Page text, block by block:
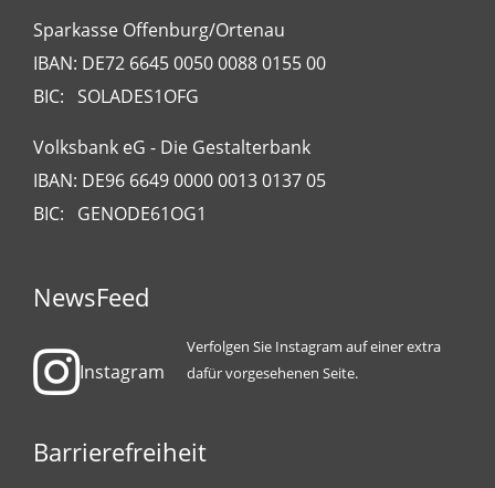
Sparkasse Offenburg/Ortenau
IBAN: DE72 6645 0050 0088 0155 00
BIC: SOLADES1OFG
Volksbank eG - Die Gestalterbank
IBAN: DE96 6649 0000 0013 0137 05
BIC: GENODE61OG1
NewsFeed
Instagram
Verfolgen Sie Instagram auf einer extra
dafür vorgesehenen Seite.
Barrierefreiheit